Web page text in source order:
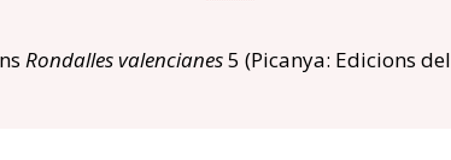
Rondalles valencianes5 (Picanya: Edicions del